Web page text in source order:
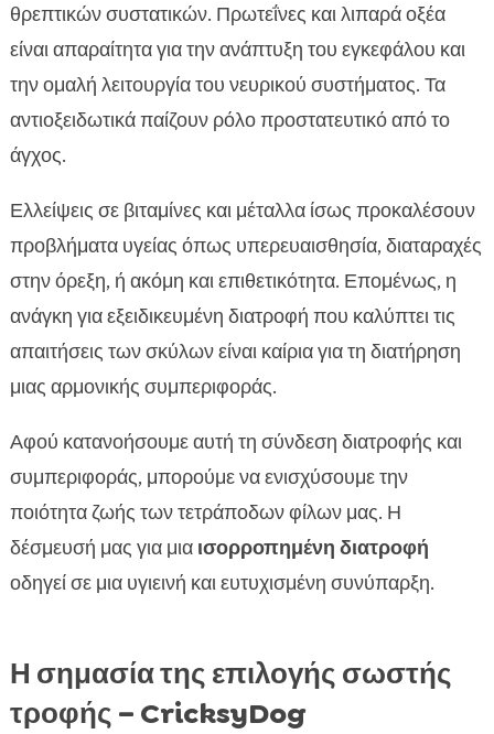
θρεπτικών συστατικών. Πρωτεΐνες και λιπαρά οξέα
είναι απαραίτητα για την ανάπτυξη του εγκεφάλου και
την ομαλή λειτουργία του νευρικού συστήματος. Τα
αντιοξειδωτικά παίζουν ρόλο προστατευτικό από το
άγχος.
Ελλείψεις σε βιταμίνες και μέταλλα ίσως προκαλέσουν
προβλήματα υγείας όπως υπερευαισθησία, διαταραχές
στην όρεξη, ή ακόμη και επιθετικότητα. Επομένως, η
ανάγκη για εξειδικευμένη διατροφή που καλύπτει τις
απαιτήσεις των σκύλων είναι καίρια για τη διατήρηση
μιας αρμονικής συμπεριφοράς.
Αφού κατανοήσουμε αυτή τη σύνδεση διατροφής και
συμπεριφοράς, μπορούμε να ενισχύσουμε την
ποιότητα ζωής των τετράποδων φίλων μας. Η
δέσμευσή μας για μια ισορροπημένη διατροφή
οδηγεί σε μια υγιεινή και ευτυχισμένη συνύπαρξη.
Η σημασία της επιλογής σωστής
τροφής – CricksyDog